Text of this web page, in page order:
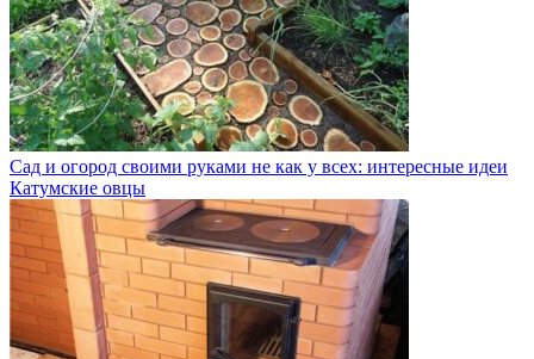
Сад и огород своими руками не как у всех: интересные идеи
Катумские овцы